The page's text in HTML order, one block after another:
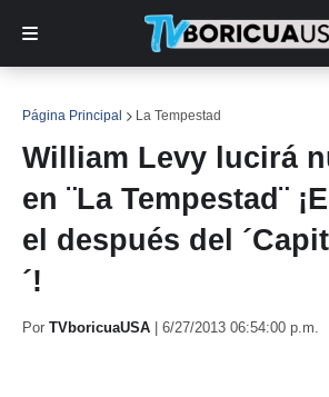
Página Principal La Tempestad
William Levy lucirá
en ¨La Tempestad¨
el después del
´!
Por TVboricuaUSA 6/27/2013 06:54:00 p.m.